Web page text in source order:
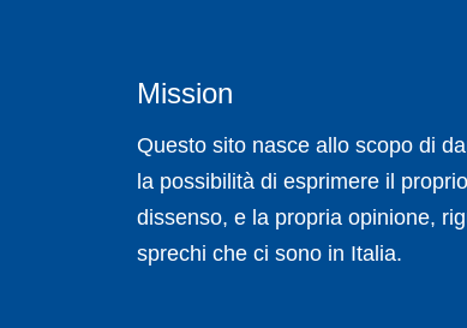
Mission
Questo sito nasce allo scopo di
la possibilità di esprimere il proprio
dissenso, e la propria opinione,
sprechi che ci sono in Italia.